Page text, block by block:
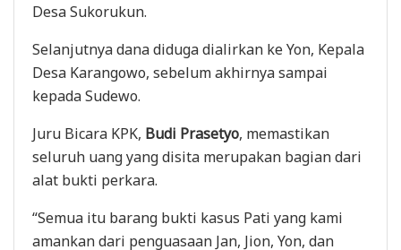
Desa Sukorukun.
Selanjutnya dana diduga dialirkan ke Yon, Kepala
Desa Karangowo, sebelum akhirnya sampai
kepada Sudewo.
Juru Bicara KPK, Budi Prasetyo, memastikan
seluruh uang yang disita merupakan bagian dari
alat bukti perkara.
“Semua itu barang bukti kasus Pati yang kami
amankan dari penguasaan Jan, Jion, Yon, dan